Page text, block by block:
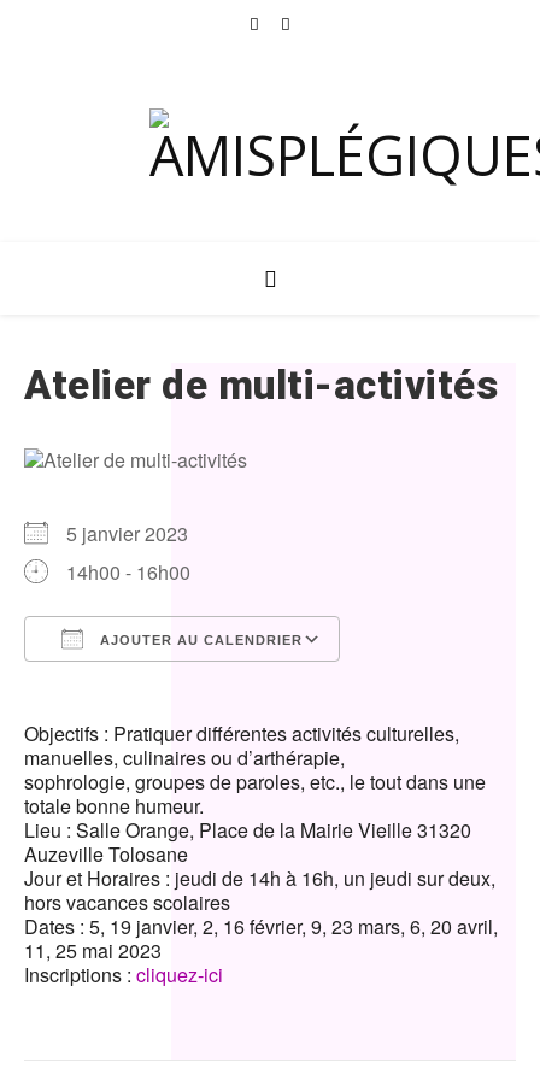
Atelier de multi-activités
5 janvier 2023
14h00 - 16h00
AJOUTER AU CALENDRIER
Objectifs : Pratiquer différentes activités culturelles,
manuelles, culinaires ou d’arthérapie,
sophrologie, groupes de paroles, etc., le tout dans une
totale bonne humeur.
Lieu : Salle Orange, Place de la Mairie Vieille 31320
Auzeville Tolosane
Jour et Horaires : jeudi de 14h à 16h, un jeudi sur deux,
hors vacances scolaires
Dates : 5, 19 janvier, 2, 16 février, 9, 23 mars, 6, 20 avril,
11, 25 mai 2023
Inscriptions : cliquez-ici